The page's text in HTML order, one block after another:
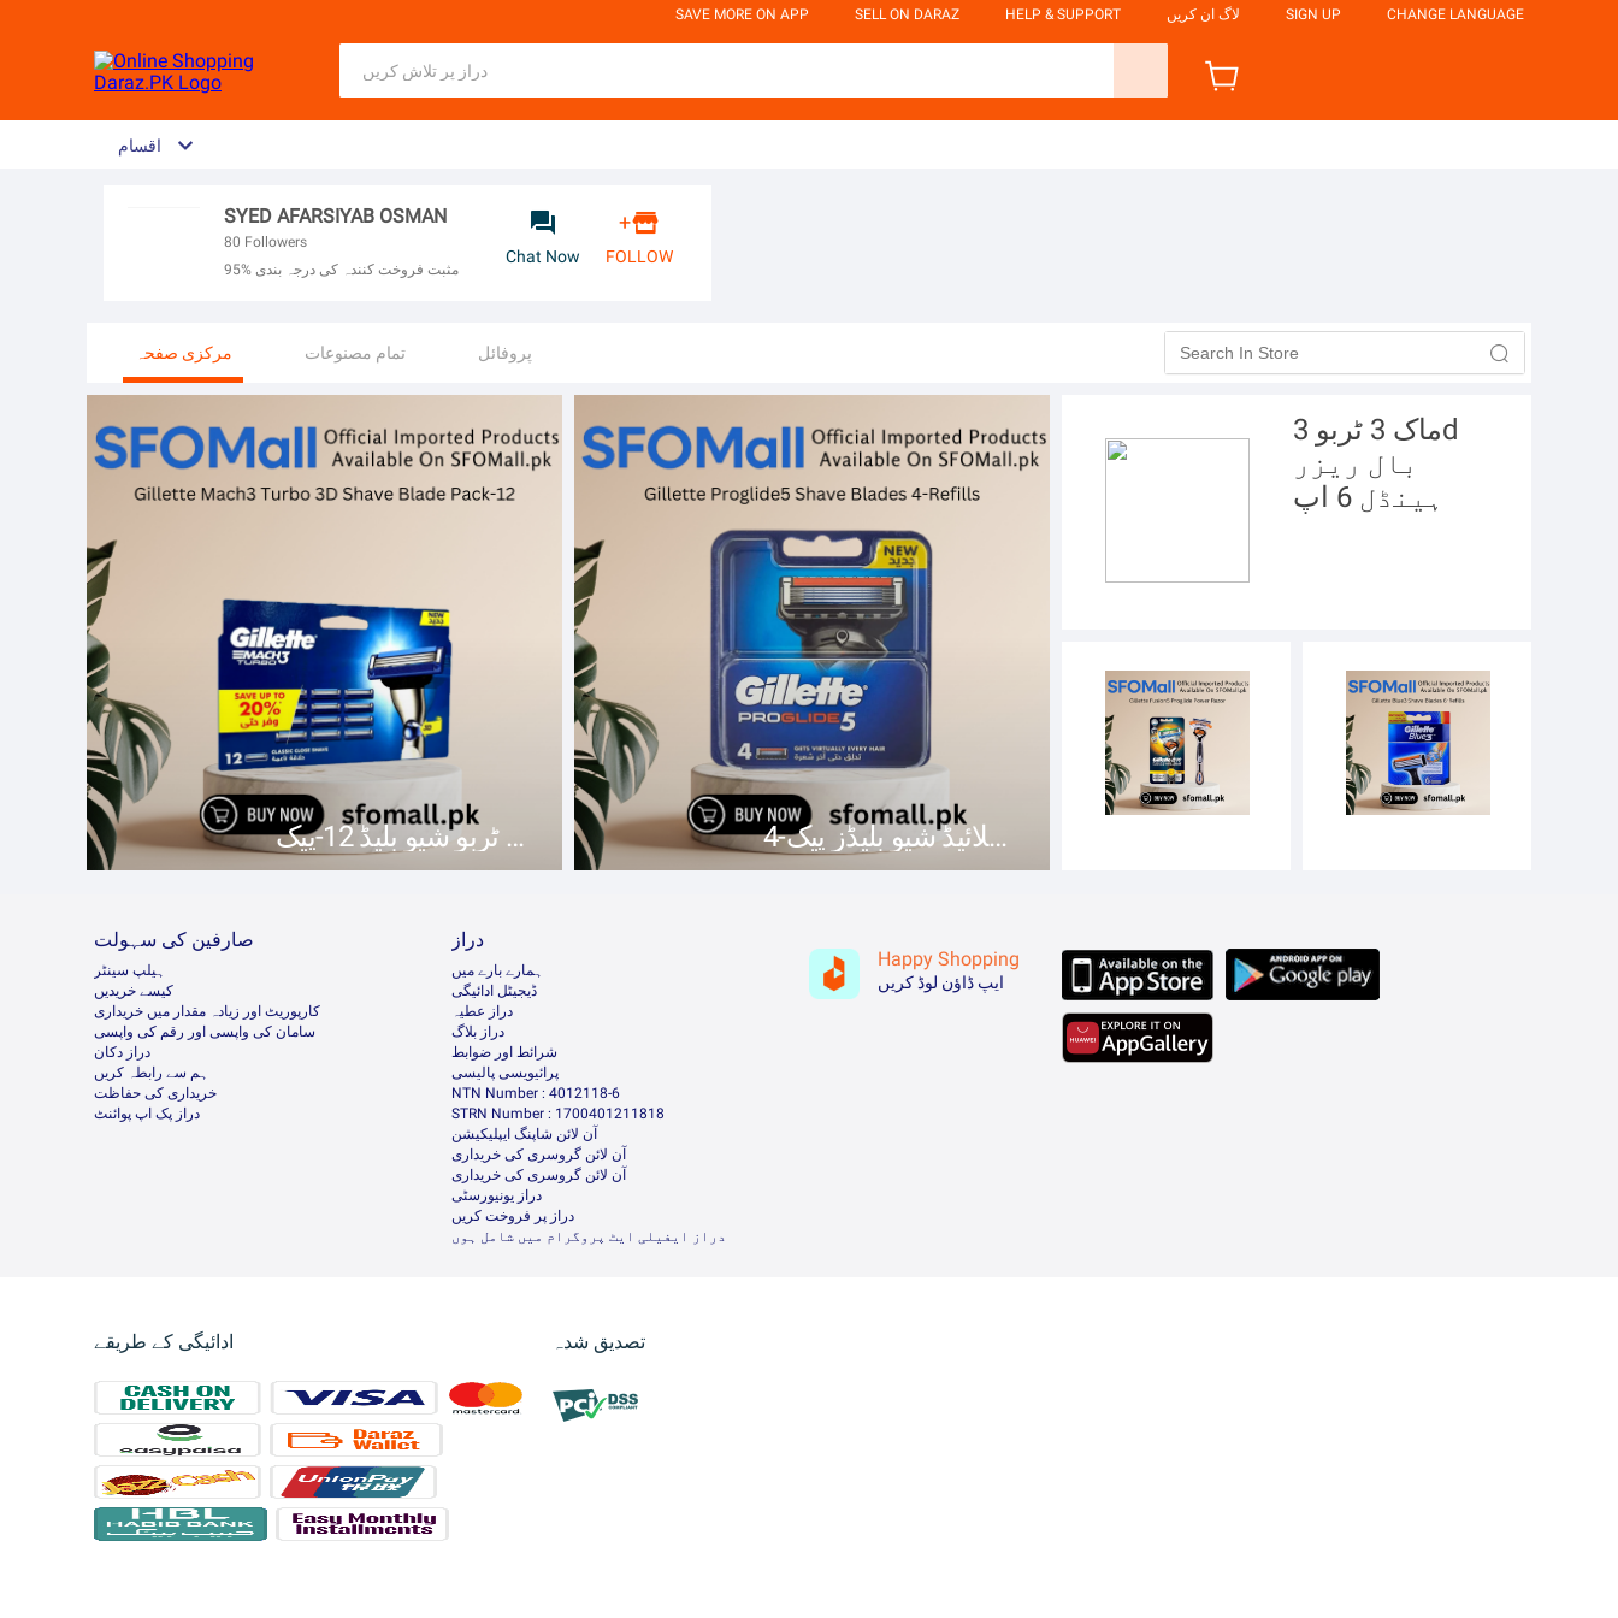
SAVE MORE ON APP SELL ON DARAZ HELP & SUPPORT لاگ ان کریں SIGN UP CHANGE LANGUAGE
اقسام
SYED AFARSIYAB OSMAN
80 Followers
95% مثبت فروخت کنندہ کی درجہ بندی

Chat Now
+
FOLLOW
مرکزی صفحہ تمام مصنوعات پروفائل 
ماک 3 ٹربو شیو بلیڈ 12-پیک پروگلائیڈ شیو بلیڈز پیک-4
ماک 3 ٹربو 3d
بال ریزر
ہینڈل 6 اپ
صارفین کی سہولت
ہیلپ سینٹر
کیسے خریدیں
کارپوریٹ اور زیادہ مقدار میں خریداری
سامان کی واپسی اور رقم کی واپسی
دراز دکان
ہم سے رابطہ کریں
خریداری کی حفاظت
دراز پک اپ پوائنٹ
دراز
ہمارے بارے میں
ڈیجیٹل ادائیگی
دراز عطیہ
دراز بلاگ
شرائط اور ضوابط
پرائیویسی پالیسی
NTN Number : 4012118-6
STRN Number : 1700401211818
آن لائن شاپنگ ایپلیکیشن
آن لائن گروسری کی خریداری
آن لائن گروسری کی خریداری
دراز یونیورسٹی
دراز پر فروخت کریں
دراز ایفیلی ایٹ پروگرام میں شامل ہوں
Happy Shopping
ایپ ڈاؤن لوڈ کریں
ادائیگی کے طریقے تصدیق شدہ